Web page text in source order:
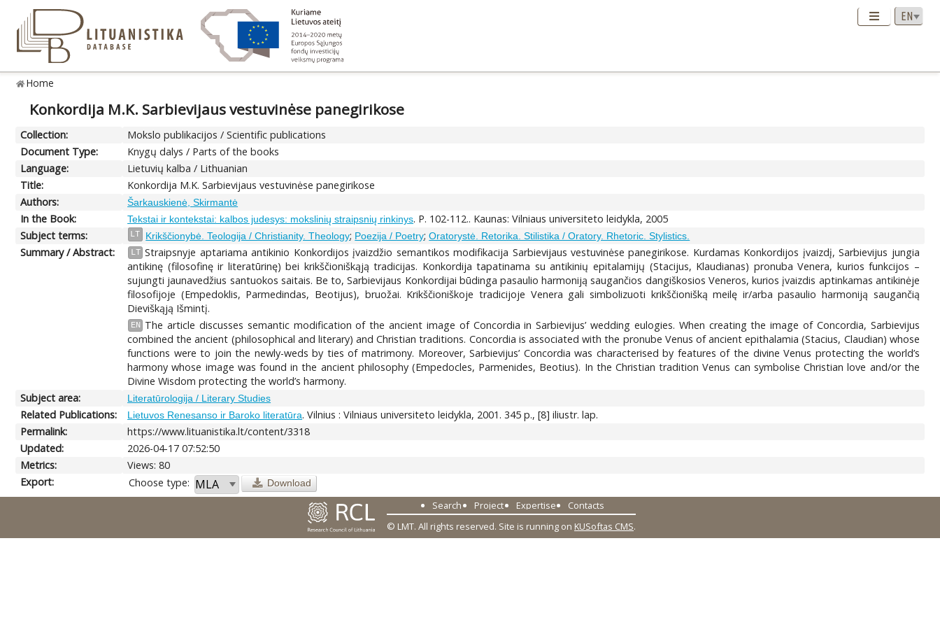
Home
Konkordija M.K. Sarbievijaus vestuvinėse panegirikose
Collection:
Mokslo publikacijos / Scientific publications
Document Type:
Knygų dalys / Parts of the books
Language:
Lietuvių kalba / Lithuanian
Title:
Konkordija M.K. Sarbievijaus vestuvinėse panegirikose
Authors:
Šarkauskienė, Skirmantė
In the Book: Tekstai ir kontekstai: kalbos judesys: mokslinių straipsnių rinkinys. P. 102-112.. Kaunas: Vilniaus universiteto leidykla, 2005
Subject terms:
LT Krikščionybė. Teologija / Christianity. Theology; Poezija / Poetry;Oratorystė. Retorika. Stilistika / Oratory. Rhetoric. Stylistics.
Summary / Abstract: LT Straipsnyje aptariama antikinio Konkordijos įvaizdžio semantikos modifikacija Sarbievijaus vestuvinėse panegirikose. Kurdamas Konkordijos įvaizdį, Sarbievijus jungia
antikinę (filosofinę ir literatūrinę) bei krikščioniškąją tradicijas. Konkordija tapatinama su antikinių epitalamijų (Stacijus, Klaudianas) pronuba Venera, kurios funkcijos –
sujungti jaunavedžius santuokos saitais. Be to, Sarbievijaus Konkordijai būdinga pasaulio harmoniją saugančios dangiškosios Veneros, kurios įvaizdis aptinkamas antikinėje
filosofijoje (Empedoklis, Parmedindas, Beotijus), bruožai. Krikščioniškoje tradicijoje Venera gali simbolizuoti krikščionišką meilę ir/arba pasaulio harmoniją saugančią
Dieviškąją Išmintį.
EN
The article discusses semantic modification of the ancient image of Concordia in Sarbievijus’ wedding eulogies. When creating the image of Concordia, Sarbievijus
combined the ancient (philosophical and literary) and Christian traditions. Concordia is associated with the pronube Venus of ancient epithalamia (Stacius, Claudian) whose
functions were to join the newly-weds by ties of matrimony. Moreover, Sarbievijus’ Concordia was characterised by features of the divine Venus protecting the world’s
harmony whose image was found in the ancient philosophy (Empedocles, Parmenides, Beotius). In the Christian tradition Venus can symbolise Christian love and/or the
Divine Wisdom protecting the world’s harmony.
Subject area:
Literatūrologija / Literary Studies
Related Publications: Lietuvos Renesanso ir Baroko literatūra. Vilnius : Vilniaus universiteto leidykla, 2001. 345 p., [8] iliustr. lap.
Permalink:
https://www.lituanistika.lt/content/3318
Updated:
2026-04-17 07:52:50
Metrics:
Views: 80
Export:
Choose type: Download
Search Project Expertise
Contacts
© LMT. All rights reserved. Site is running on KUSoftas CMS.